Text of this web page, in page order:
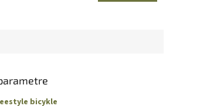
bicykle